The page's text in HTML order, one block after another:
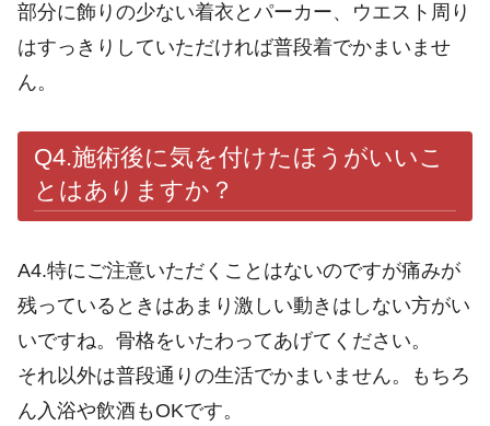
部分に飾りの少ない着衣とパーカー、ウエスト周り
はすっきりしていただければ普段着でかまいませ
ん。
Q4.施術後に気を付けたほうがいいこ
とはありますか？
A4.特にご注意いただくことはないのですが痛みが
残っているときはあまり激しい動きはしない方がい
いですね。骨格をいたわってあげてください。
それ以外は普段通りの生活でかまいません。もちろ
ん入浴や飲酒もOKです。